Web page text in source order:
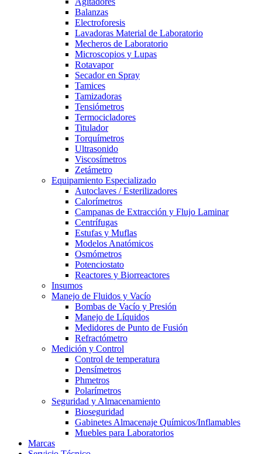
Balanzas
Electroforesis
Lavadoras Material de Laboratorio
Mecheros de Laboratorio
Microscopios y Lupas
Rotavapor
Secador en Spray
Tamices
Tamizadoras
Tensiómetros
Termocicladores
Titulador
Torquímetros
Ultrasonido
Viscosímetros
Zetámetro
Equipamiento Especializado
Autoclaves / Esterilizadores
Calorímetros
Campanas de Extracción y Flujo Laminar
Centrífugas
Estufas y Muflas
Modelos Anatómicos
Osmómetros
Potenciostato
Reactores y Biorreactores
Insumos
Manejo de Fluidos y Vacío
Bombas de Vacío y Presión
Manejo de Líquidos
Medidores de Punto de Fusión
Refractómetro
Medición y Control
Control de temperatura
Densímetros
Phmetros
Polarímetros
Seguridad y Almacenamiento
Bioseguridad
Gabinetes Almacenaje Químicos/Inflamables
Muebles para Laboratorios
Marcas